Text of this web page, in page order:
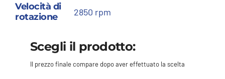
Velocità di
rotazione
2850 rpm
Scegli il prodotto:
Il prezzo finale compare dopo aver effettuato la scelta